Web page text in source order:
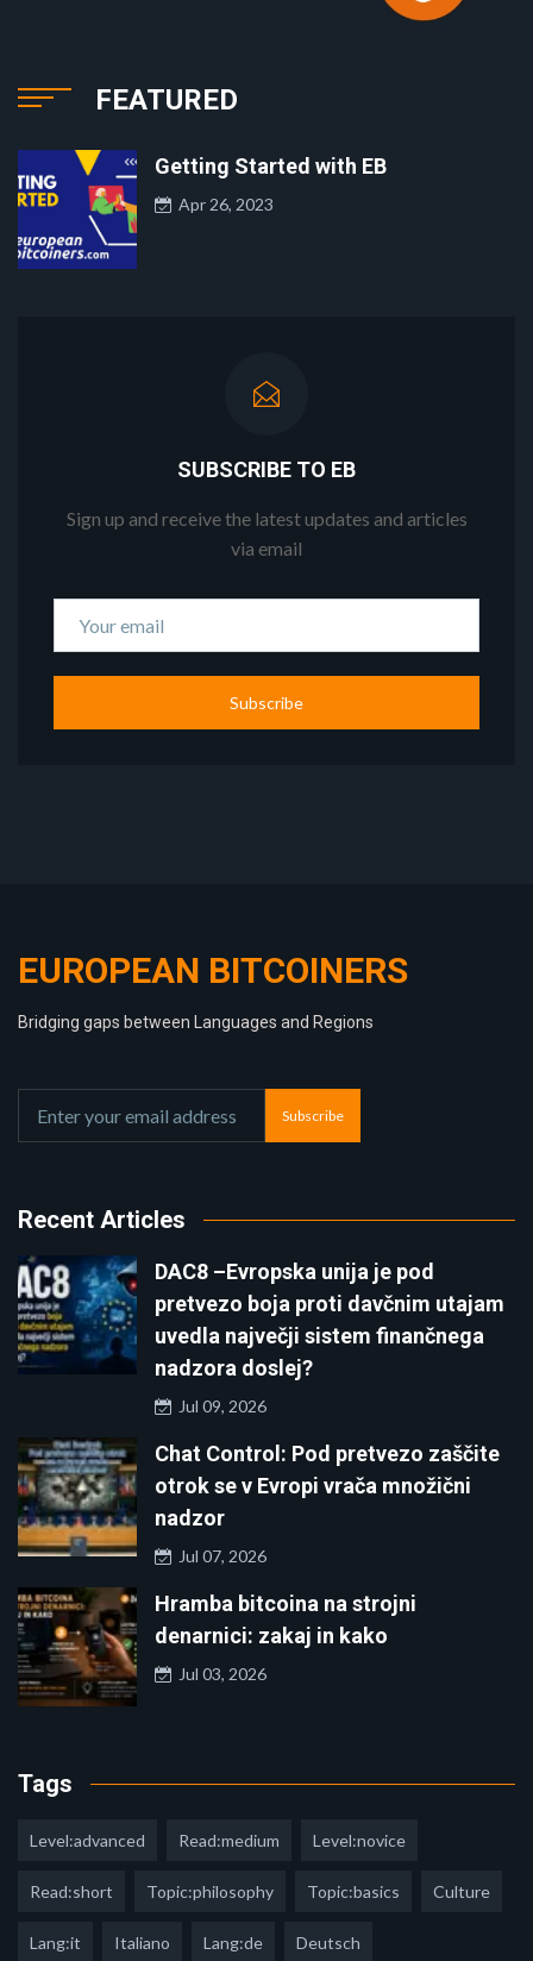
FEATURED
Getting Started with EB
Apr 26, 2023
SUBSCRIBE TO EB
Sign up and receive the latest updates and articles
via email
Subscribe
EUROPEAN BITCOINERS
Bridging gaps between Languages and Regions
Subscribe
Recent Articles
DAC8 –Evropska unija je pod
pretvezo boja proti davčnim utajam
uvedla največji sistem finančnega
nadzora doslej?
Jul 09, 2026
Chat Control: Pod pretvezo zaščite
otrok se v Evropi vrača množični
nadzor
Jul 07, 2026
Hramba bitcoina na strojni
denarnici: zakaj in kako
Jul 03, 2026
Tags
Level:advanced Read:medium Level:novice
Read:short Topic:philosophy Topic:basics Culture
Lang:it Italiano Lang:de Deutsch